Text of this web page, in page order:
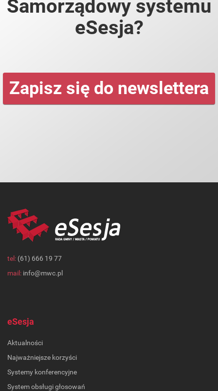
Samorządowy systemu
eSesja?
Zapisz się do newslettera
tel: (61) 666 19 77
mail: info@mwc.pl
eSesja
Aktualności
Najważniejsze korzyści
Systemy konferencyjne
System obsługi głosowań